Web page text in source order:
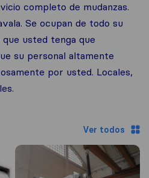
completo de mudanzas.
Se ocupan de todo su
usted tenga que
su personal altamente
por usted. Locales,
Ver todos